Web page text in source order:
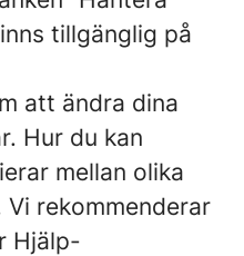
tillgänglig på
att ändra dina
Hur du kan
mellan olika
rekommenderar
Hjälp-